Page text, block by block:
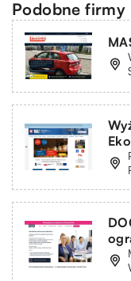
Podobne firmy